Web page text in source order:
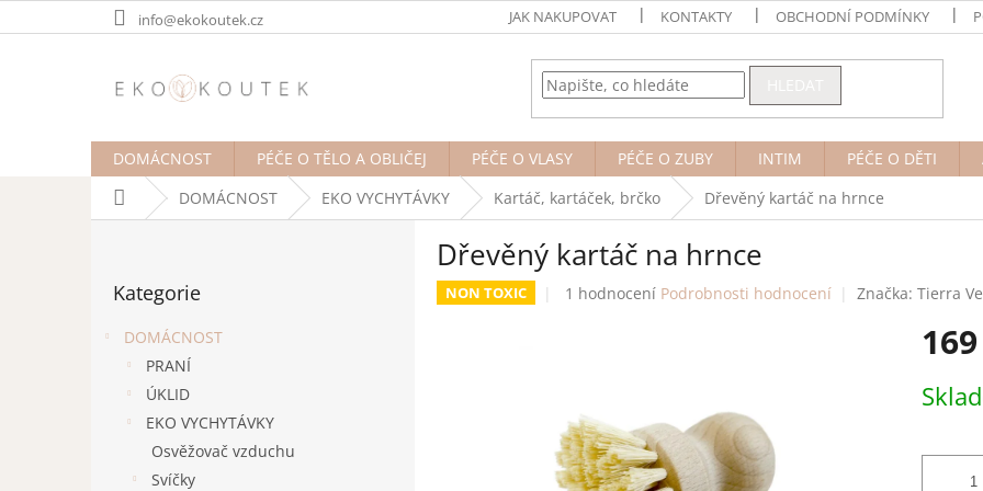
na
info@ekokoutek.cz JAK NAKUPOVAT KONTAKTY OBCHODNÍ PODMÍNKY
DOMÁCNOST PÉČE O TĚLO A OBLIČEJ PÉČE O VLASY PÉČE O ZUBY INTIM PÉČE O DĚTI
Domů DOMÁCNOST EKO VYCHYTÁVKY Kartáč, kartáček, brčko Dřevěný kartáč na hrnce
kategorie
Kategorie
DOMÁCNOST
PRANÍ
ÚKLID
EKO VYCHYTÁVKY
Osvěžovač vzduchu
Svíčky
Dřevěný kartáč na hrnce
NON TOXIC
Průměrné
5
hvězdiček.
1 hodnocení Podrobnosti hodnocení Značka: Tierra
cena: